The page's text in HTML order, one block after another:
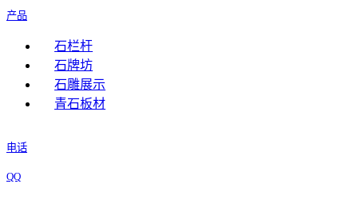
产品
石栏杆
石牌坊
石雕展示
青石板材
电话
QQ